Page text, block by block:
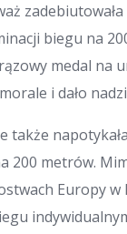
biegu na
medal na
i dało
także
200 metrów.
Europy